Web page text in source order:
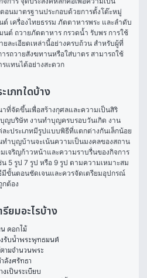
นมาตรฐานประกอบด้วยการตั้งโต๊ะหมู่
เครื่องไทยธรรม ภัตตาหารพระ และลำดับ
ต์ ถวายภัตตาหาร กรวดน้ำ รับพร การใช้
ละเอียดเหล่านี้อย่างครบถ้วน สำหรับผู้ที่
รถวายสังฆทานหรือใส่บาตร สามารถใช้
รแทนได้อย่างสะดวก
เภทใดบ้าง
ที่จัดขึ้นเพื่อสร้างกุศลและความเป็นสิริ
ญบริษัท งานทำบุญครบรอบวันเกิด งาน
ะประเภทมีรูปแบบพิธีที่แตกต่างกันเล็กน้อย
ทำบุญบ้านจะเน้นความเป็นมงคลของสถาน
จริญก้าวหน้าและความราบรื่นของกิจการ
5 รูป 7 รูป หรือ 9 รูป ตามความเหมาะสม
ขั้นตอนชัดเจนและควรจัดเตรียมอุปกรณ์
กต้อง
ยมอะไรบ้าง
ดอกไม้
รับน้ำพระพุทธมนต์
ามจำนวนพระ
ลังศรัทธา
เป็นระเบียบ